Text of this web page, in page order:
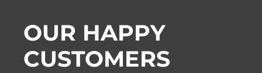
OUR HAPPY
CUSTOMERS